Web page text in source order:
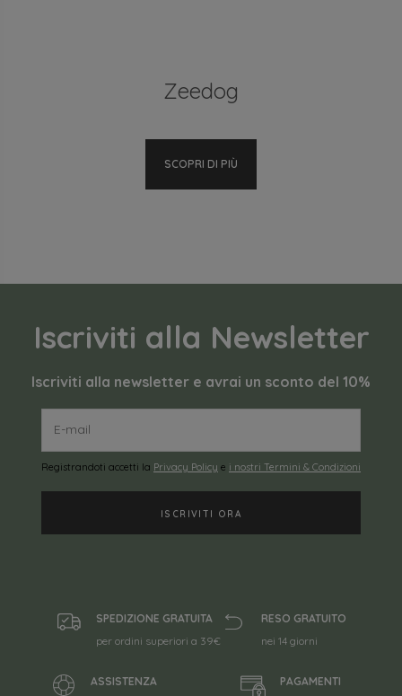
Zeedog
SCOPRI DI PIÙ
Iscriviti alla Newsletter
Iscriviti alla newsletter e avrai un sconto del 10%
Registrandoti accetti la Privacy Policy e i nostri Termini & Condizioni
SPEDIZIONE GRATUITA
per ordini superiori a 39€
RESO GRATUITO
nei 14 giorni
ASSISTENZA
PAGAMENTI